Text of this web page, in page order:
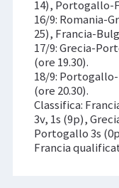
14), Portogallo-
16/9: Romania-
25), Francia-
17/9: Grecia-
(ore 19.30).
18/9:
(ore 20.30).
Classifica:
3v, 1s (9p),
Portogallo 3s
Francia